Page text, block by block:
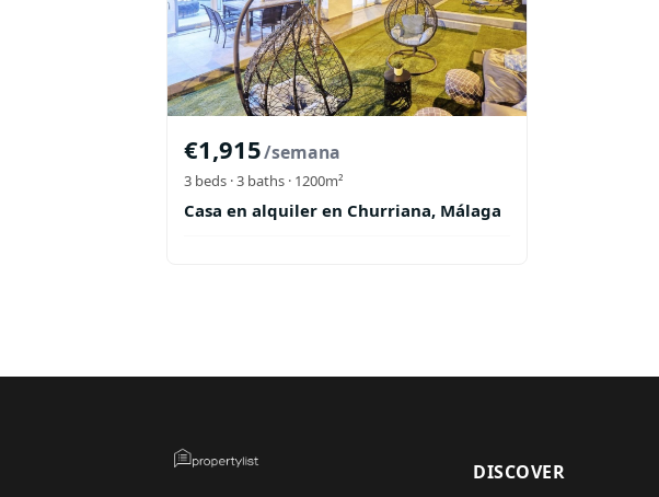
€1,915/semana
3 beds ·3 baths · 1200m²
Casa en alquiler en Churriana, Málaga
DISCOVER